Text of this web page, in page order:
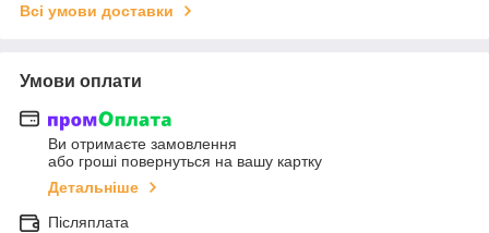
Всі умови доставки
Умови оплати
Ви отримаєте замовлення
або гроші повернуться на вашу картку
Детальніше
Післяплата